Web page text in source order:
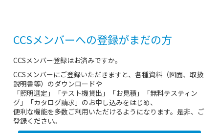
CCSメンバーへの登録がまだの方
CCSメンバー登録はお済みですか。
CCSメンバーにご登録いただきますと、各種資料（図面、取扱
説明書等）のダウンロードや
「照明選定」「テスト機貸出」「お見積」「無料テスティン
グ」「カタログ請求」のお申し込みをはじめ、
便利な機能を多数ご利用いただけるようになります。是非、ご
登録ください。